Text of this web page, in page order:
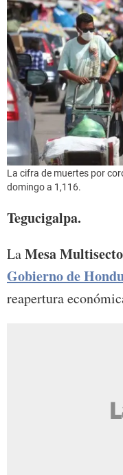
La cifra de muertes por
domingo a 1,116.
Tegucigalpa.
LaMesa
Gobierno de
reapertura